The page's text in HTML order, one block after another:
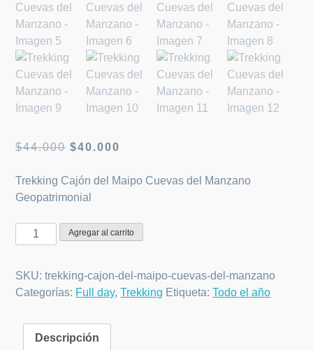
$44.000 El
original
era:
$40.000
actual
Trekking Cajón del Maipo Cuevas del Manzano
Geopatrimonial
Trekking
Cuevas
Manzano
cantidad
Agregar al carrito
SKU:trekking-cajon-del-maipo-cuevas-del-manzano
Categorías: Full day,Trekking Etiqueta:Todo el año
Descripción